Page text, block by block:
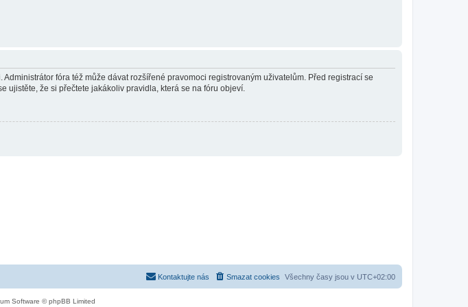
fóra též může dávat rozšířené pravomoci registrovaným uživatelům. Před registrací se
ujistěte, že si přečtete jakákoliv pravidla, která se na fóru objeví.
Všechny časy jsou v UTC+02:00
Smazat cookies
Kontaktujte nás
Software © phpBB Limited